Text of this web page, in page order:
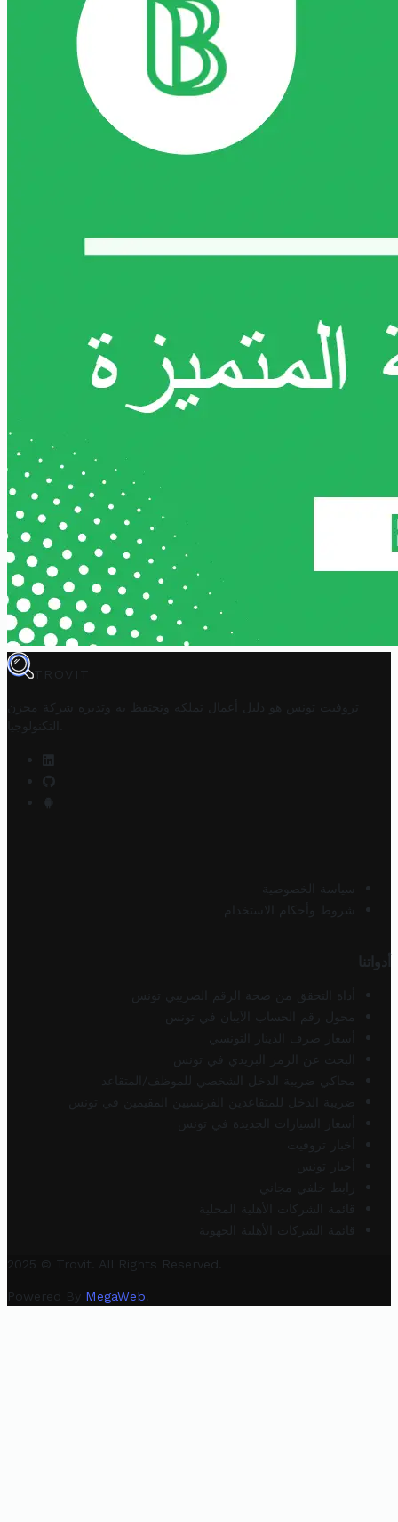
TROVIT
تروفيت تونس هو دليل أعمال تملكه وتحتفظ به وتديره
شركة مخزن
التكنولوجيا
سياسة الخصوصية
شروط وأحكام الاستخدام
أدواتنا
أداة التحقق من صحة الرقم الضريبي تونس
محول رقم الحساب الآيبان في تونس
أسعار صرف الدينار التونسي
البحث عن الرمز البريدي في تونس
محاكي ضريبة الدخل الشخصي للموظف/المتقاعد
ضريبة الدخل للمتقاعدين الفرنسيين المقيمين في تونس
أسعار السيارات الجديدة في تونس
أخبار تروفيت
أخبار تونس
رابط خلفي مجاني
قائمة الشركات الأهلية المحلية
قائمة الشركات الأهلية الجهوية
2025 © Trovit. All Rights Reserved.
Powered By MegaWeb